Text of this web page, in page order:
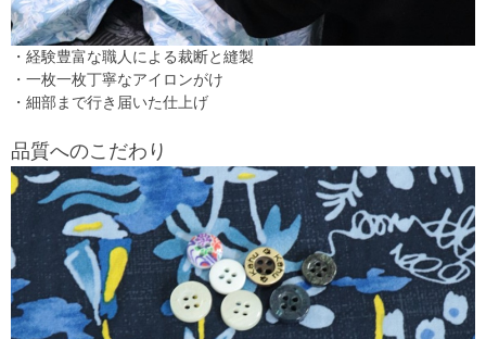
・経験豊富な職人による裁断と縫製
・一枚一枚丁寧なアイロンがけ
・細部まで行き届いた仕上げ
品質へのこだわり